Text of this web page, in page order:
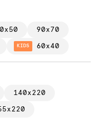
90x70
KIDS 60x40
140x220